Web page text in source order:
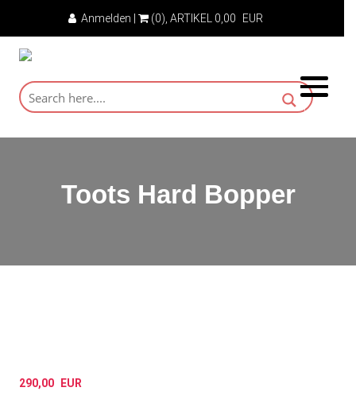
Anmelden | (0) , ARTIKEL 0,00 EUR
Toots Hard Bopper
290,00 EUR